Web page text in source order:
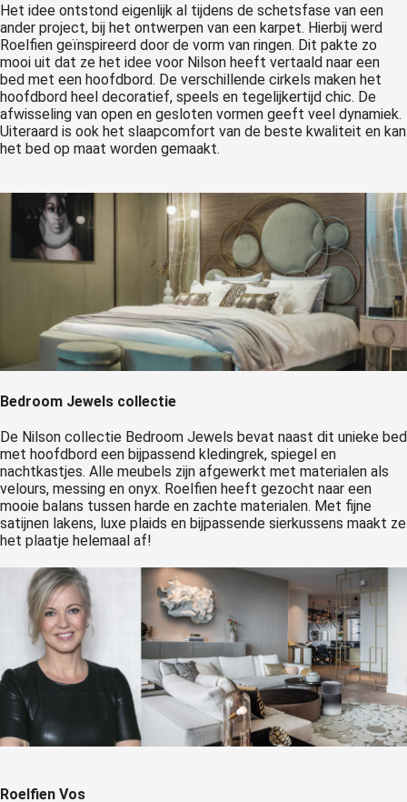
Het idee ontstond eigenlijk al tijdens de schetsfase van een
ander project, bij het ontwerpen van een karpet. Hierbij werd
Roelfien geïnspireerd door de vorm van ringen. Dit pakte zo
mooi uit dat ze het idee voor Nilson heeft vertaald naar een
bed met een hoofdbord. De verschillende cirkels maken het
hoofdbord heel decoratief, speels en tegelijkertijd chic. De
afwisseling van open en gesloten vormen geeft veel dynamiek.
Uiteraard is ook het slaapcomfort van de beste kwaliteit en kan
het bed op maat worden gemaakt.
Bedroom Jewels collectie
De Nilson collectie Bedroom Jewels bevat naast dit unieke bed
met hoofdbord een bijpassend kledingrek, spiegel en
nachtkastjes. Alle meubels zijn afgewerkt met materialen als
velours, messing en onyx. Roelfien heeft gezocht naar een
mooie balans tussen harde en zachte materialen. Met fijne
satijnen lakens, luxe plaids en bijpassende sierkussens maakt ze
het plaatje helemaal af!
Roelfien Vos